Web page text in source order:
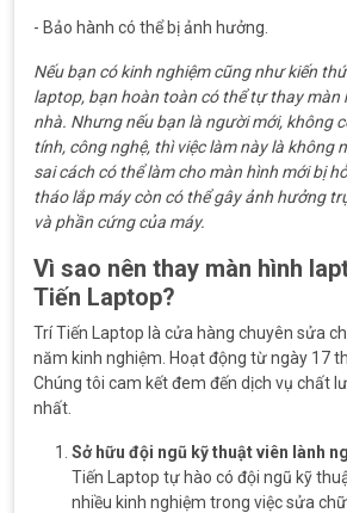
- Bảo hành có thể bị ảnh hưởng.
Nếu bạn có kinh nghiệm cũng như kiến
laptop, bạn hoàn toàn có thể tự thay màn
nhà. Nhưng nếu bạn là người mới, không
tính, công nghệ, thì việc làm này là không
sai cách có thể làm cho màn hình mới bị
tháo lắp máy còn có thể gây ảnh hưởng
và phần cứng của máy.
Vì sao nên thay màn hình
Tiến Laptop?
Trí Tiến Laptop là cửa hàng chuyên sửa
năm kinh nghiệm. Hoạt động từ ngày 17
Chúng tôi cam kết đem đến dịch vụ chất
nhất.
Sở hữu đội ngũ kỹ thuật viên lành
Tiến Laptop tự hào có đội ngũ kỹ
nhiều kinh nghiệm trong việc sửa